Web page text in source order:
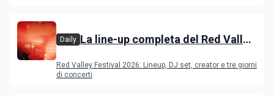
Daily La line-up completa del Red Valley
Red Valley Festival 2026: Lineup, DJ set, creator e tre giorni
di concerti